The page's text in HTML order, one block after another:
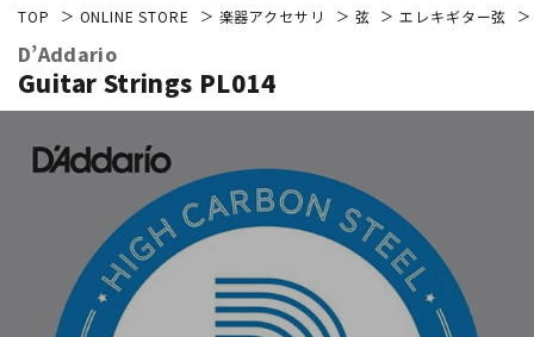
エレキギター
ベース ウクレレ
ドラム パーカッション
TOP ONLINE STORE 楽器アクセサリ 弦 エレキギター弦
D’Addario
Guitar Strings PL014